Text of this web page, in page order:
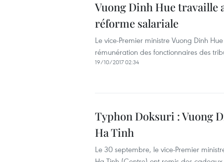
Vuong Dinh Hue travaille
réforme salariale
Le vice-Premier ministre Vuong Dinh
rémunération des fonctionnaires des
19/10/2017 02:34
Typhon Doksuri : Vuong
Ha Tinh
Le 30 septembre, le vice-Premier